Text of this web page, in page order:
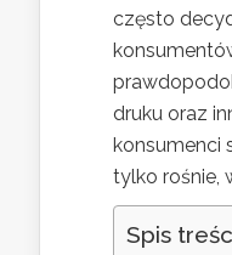
często
druku oraz
konsumenci
tylko rośnie,
Spis